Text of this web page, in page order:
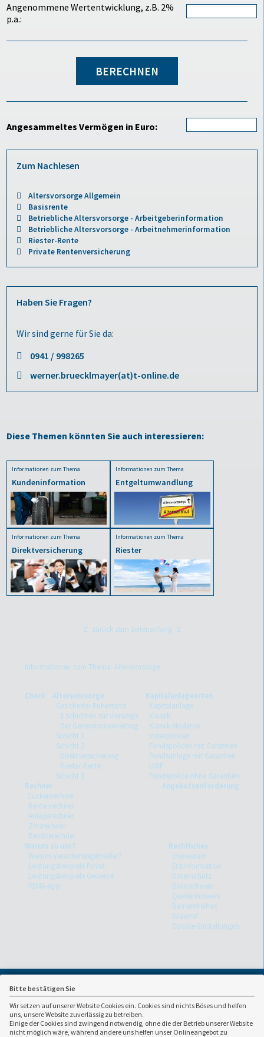
Bitte bestätigen Sie
Wir setzen auf unserer Website Cookies ein. Cookies sind nichts Böses und helfen
uns, unsere Website zuverlässig zu betreiben.
Einige der Cookies sind zwingend notwendig, ohne die der Betrieb unserer Website
nicht möglich wäre, während andere uns helfen unser Onlineangebot zu
Angenommene Wertentwicklung, z.B. 2%
p.a.:
Angesammeltes Vermögen in Euro:
Zum Nachlesen
Altersvorsorge Allgemein
Basisrente
Betriebliche Altersvorsorge - Arbeitgeberinformation
Betriebliche Altersvorsorge - Arbeitnehmerinformation
Riester-Rente
Private Rentenversicherung
Haben Sie Fragen?
Wir sind gerne für Sie da:
0941 / 998265
werner.bruecklmayer(at)t-online.de
Diese Themen könnten Sie auch interessieren:
Informationen zum Thema
Kundeninformation
Informationen zum Thema
Entgeltumwandlung
Informationen zum Thema
Direktversicherung
Informationen zum Thema
Riester
zurück zum Seitenanfang
Informationen zum Thema: Altersvorsorge
Check
Altersvorsorge
Gesicherter Ruhestand
3 Schichten zur Vorsorge
Der Generationenvertrag
Schicht 1
Schicht 2
Direktversicherung
Riester-Rente
Schicht 3
Kapitalanlagearten
Kapitalanlage
Klassik
Klassik Moderne
Indexpolicen
Fondspolicen mit Garantien
Fondsanlage mit Garantien
UWP
Fondspolice ohne Garantien
Rechner
Lückenrechner
Rentenrechner
Anlagerechner
Zinsrechner
Renditerechner
Angebotsanforderung
Warum zu uns?
Warum Versicherungsmakler?
Leistungsbeispiele Privat
Leistungsbeispiele Gewerbe
VEMA-App
Rechtliches
Impressum
Erstinformation
Datenschutz
Bildnachweis
Quellenhinweis
Barrierefreiheit
Widerruf
Cookie-Einstellungen